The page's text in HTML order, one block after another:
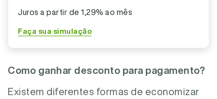
Juros a partir de 1,29% ao mês
Faça sua simulação
Como ganhar desconto para pagamento?
Existem diferentes formas de economizar